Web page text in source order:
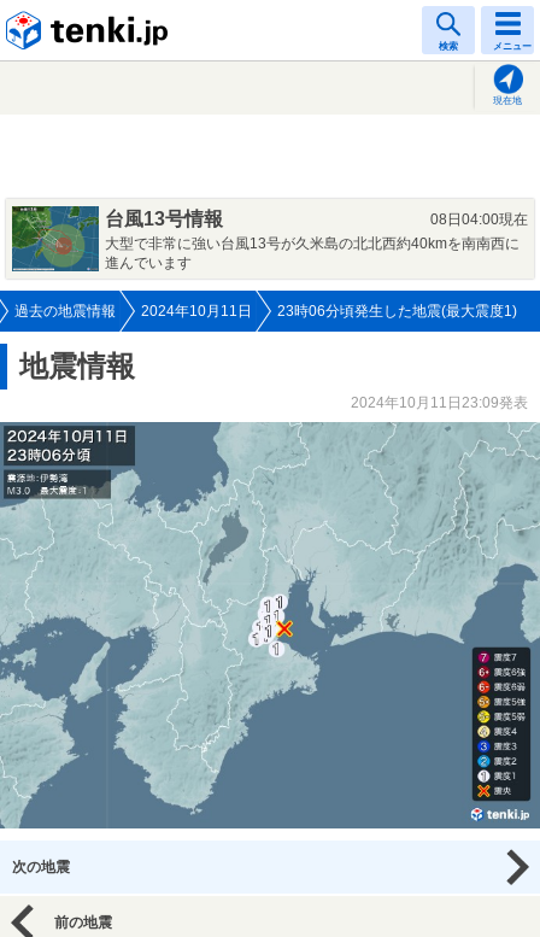
検索 メニュー
現在地
台風13号情報
08日04:00現在
大型で非常に強い台風13号が久米島の北北西約40kmを南南西に
進んでいます
過去の地震情報 2024年10月11日 23時06分頃発生した地震(最大震度1)
地震情報
2024年10月11日23:09発表
次の地震
前の地震